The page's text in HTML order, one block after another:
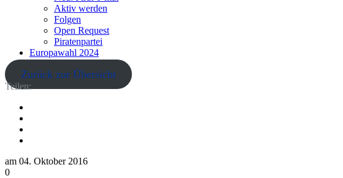
Aktiv werden
Folgen
Open Request
Piratenpartei
Europawahl 2024
Zurück zur Übersicht
Teilen:
am 04. Oktober 2016
0